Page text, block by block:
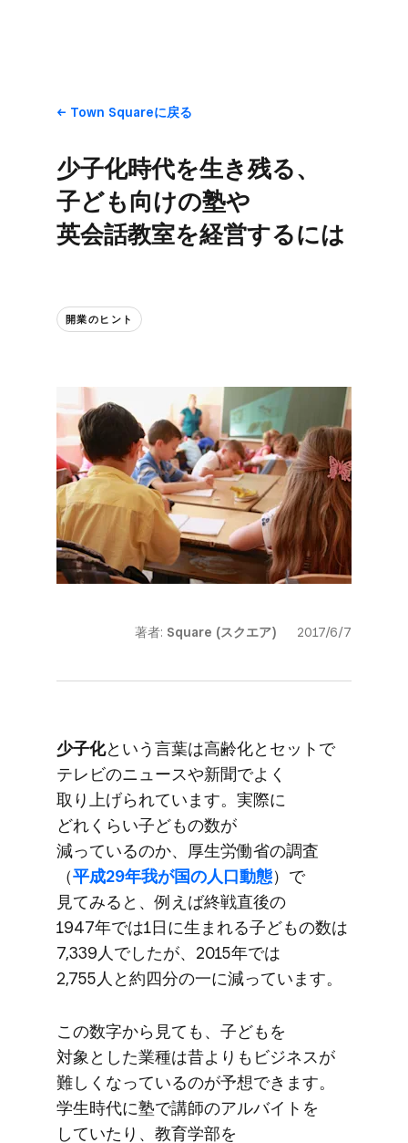
Town Squareに​戻る
少子化時代を​生き残る、​
子ども​向けの​塾や​
英会話教室を​経営するには
開業の​ヒント
著者: Square (スクエア) 2017/6/7
少子化と​いう​言葉は​高齢化と​セットで​
テレビの​ニュースや​新聞で​よく​
取り上げられています。​実際に​
どれくらい​子どもの​数が​
減っているのか、​厚生労働省の​調査​
（平成29年我が​国の​人口動態）で​
見てみると、​例えば​終戦直後の​
1947年では​1日に​生まれる​子どもの​数は​
7,339人でしたが、​2015年では​
2,755人と​約四分の​一に​減っています。
この​数字から​見ても、​子どもを​
対象とした​業種は​昔よりも​ビジネスが​
難しくなっているのが​予想できます。​
学生時代に​塾で​講師の​アルバイトを​
していたり、​教育学部を​